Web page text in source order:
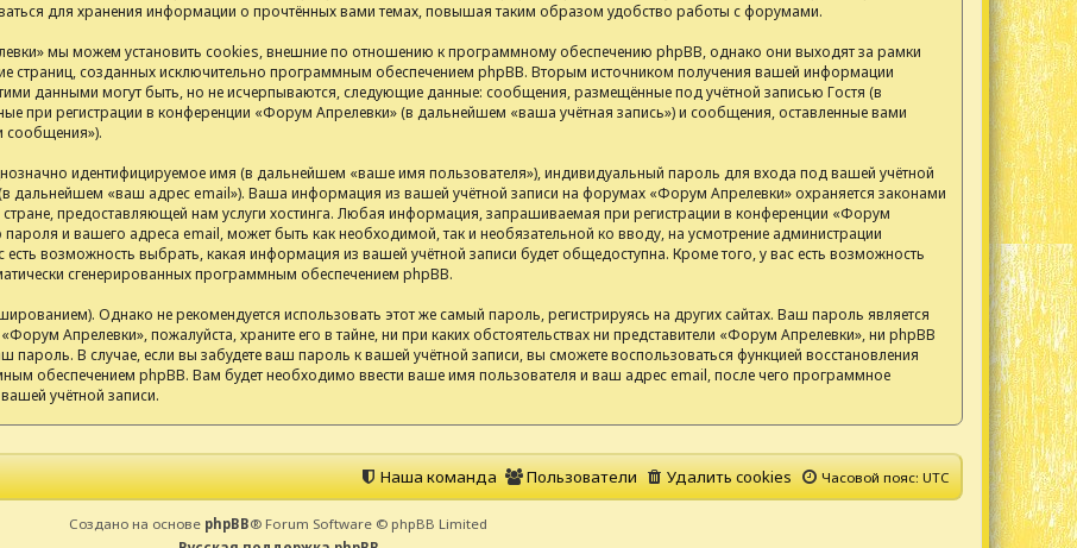
для хранения информации о прочтённых вами темах, повышая таким образом удобство работы с форумами.
мы можем установить cookies, внешние по отношению к программному обеспечению phpBB, однако они выходят за рамки
страниц, созданных исключительно программным обеспечением phpBB. Вторым источником получения вашей информации
данными могут быть, но не исчерпываются, следующие данные: сообщения, размещённые под учётной записью Гостя (в
при регистрации в конференции «Форум Апрелевки» (в дальнейшем «ваша учётная запись») и сообщения, оставленные вами
сообщения»).
идентифицируемое имя (в дальнейшем «ваше имя пользователя»), индивидуальный пароль для входа под вашей учётной
дальнейшем «ваш адрес email»). Ваша информация из вашей учётной записи на форумах «Форум Апрелевки» охраняется законами
предоставляющей нам услуги хостинга. Любая информация, запрашиваемая при регистрации в конференции «Форум
и вашего адреса email, может быть как необходимой, так и необязательной ко вводу, на усмотрение администрации
возможность выбрать, какая информация из вашей учётной записи будет общедоступна. Кроме того, у вас есть возможность
сгенерированных программным обеспечением phpBB.
Однако не рекомендуется использовать этот же самый пароль, регистрируясь на других сайтах. Ваш пароль является
Апрелевки», пожалуйста, храните его в тайне, ни при каких обстоятельствах ни представители «Форум Апрелевки», ни phpBB
пароль. В случае, если вы забудете ваш пароль к вашей учётной записи, вы сможете воспользоваться функцией восстановления
обеспечением phpBB. Вам будет необходимо ввести ваше имя пользователя и ваш адрес email, после чего программное
учётной записи.
Часовой пояс:UTC
Удалить cookies
Пользователи
Наша команда
Создано на основе phpBB® Forum Software © phpBB Limited